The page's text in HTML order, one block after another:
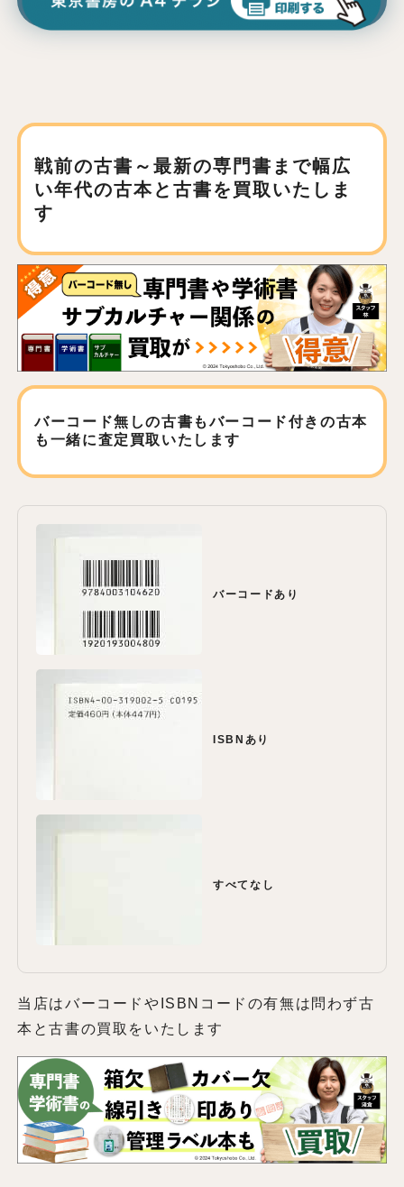
戦前の古書～最新の専門書まで幅広
い年代の古本と古書を買取いたしま
す
バーコード無しの古書もバーコード付きの古本
も 一緒に査定買取いたします
バーコードあり
ISBNあり
すべてなし
当店はバーコードやISBNコードの有無は問わず古
本と古書の買取をいたします